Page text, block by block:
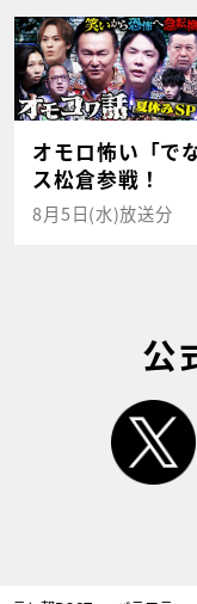
オモロ怖い「で
ス松倉参戦！
8月5日(水)放送分
公